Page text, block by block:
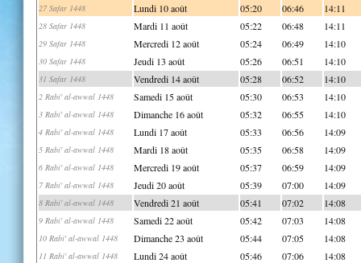
27 Safar 1448 Lundi 10 août 05:20 06:46 14:11
28 Safar 1448 Mardi 11 août 05:22 06:48 14:11
29 Safar 1448 Mercredi 12 août 05:24 06:49 14:10
30 Safar 1448 Jeudi 13 août 05:26 06:51 14:10
31 Safar 1448 Vendredi 14 août 05:28 06:52 14:10
2 Rabi' al-awwal 1448 Samedi 15 août 05:30 06:53 14:10
3 Rabi' al-awwal 1448 Dimanche 16 août 05:32 06:55 14:10
4 Rabi' al-awwal 1448 Lundi 17 août 05:33 06:56 14:09
5 Rabi' al-awwal 1448 Mardi 18 août 05:35 06:58 14:09
6 Rabi' al-awwal 1448 Mercredi 19 août 05:37 06:59 14:09
7 Rabi' al-awwal 1448 Jeudi 20 août 05:39 07:00 14:09
8 Rabi' al-awwal 1448 Vendredi 21 août 05:41 07:02 14:08
9 Rabi' al-awwal 1448 Samedi 22 août 05:42 07:03 14:08
10 Rabi' al-awwal 1448 Dimanche 23 août 05:44 07:05 14:08
11 Rabi' al-awwal 1448 Lundi 24 août 05:46 07:06 14:08